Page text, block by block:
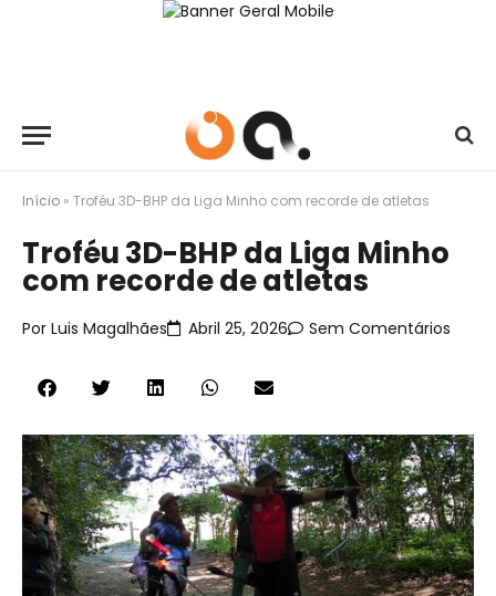
Início » Troféu 3D-BHP da Liga Minho com recorde de atletas
Troféu 3D-BHP da Liga Minho
com recorde de atletas
Por Luis Magalhães Abril 25, 2026 Sem Comentários